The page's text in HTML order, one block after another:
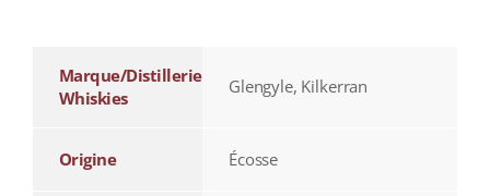
Marque/Distillerie
Whiskies
Glengyle, Kilkerran
Origine Écosse